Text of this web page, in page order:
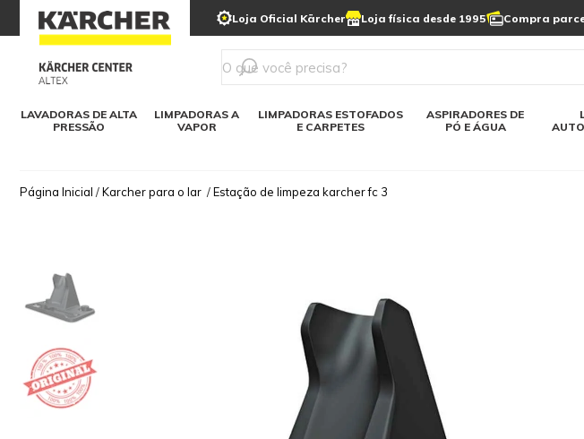
Loja Oficial Kärcher Loja física desde 1995 Compra
LAVADORAS DE ALTA
PRESSÃO
Detergentes
Linha a bateria
LIMPADORAS A
VAPOR
LIMPADORAS ESTOFADOS
E CARPETES
ASPIRADORES DE
PÓ E ÁGUA
Linha a bateria
Lavadoras automática
Varredeiras automática
Varredeiras
Kärcher para o lar Soluções digitais
Limpeza de painel
solar
Página Inicial /Karcher para o lar /Estação de limpeza karcher fc 3